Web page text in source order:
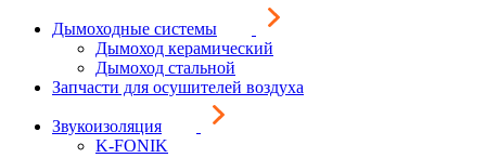
Дымоходные системы
Дымоход керамический
Дымоход стальной
Запчасти для осушителей воздуха
Звукоизоляция
K-FONIK